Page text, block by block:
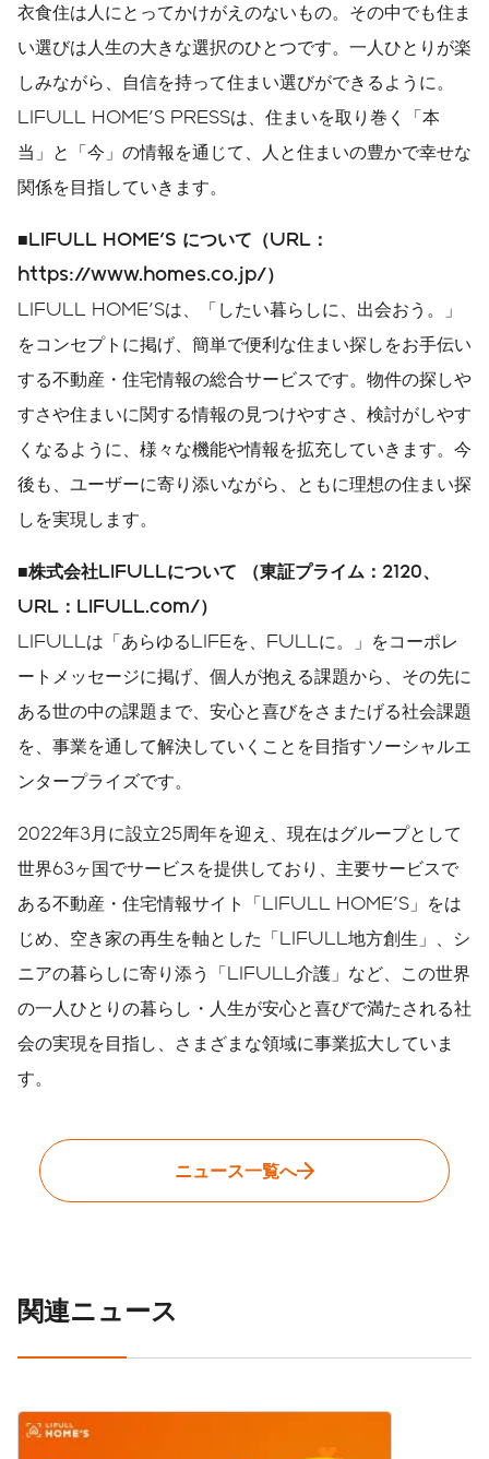
衣食住は人にとってかけがえのないもの。その中でも住ま
い選びは人生の大きな選択のひとつです。一人ひとりが楽
しみながら、自信を持って住まい選びができるように。
LIFULL HOME'S PRESSは、住まいを取り巻く「本
当」と「今」の情報を通じて、人と住まいの豊かで幸せな
関係を目指していきます。
■LIFULL HOME'S について（URL
：
https://www.homes.co.jp/）
LIFULL HOME'Sは、「したい暮らしに、出会おう。」
をコンセプトに掲げ、簡単で便利な住まい探しをお手伝い
する不動産・住宅情報の総合サービスです。物件の探しや
すさや住まいに関する情報の見つけやすさ、検討がしやす
くなるように、様々な機能や情報を拡充していきます。今
後も、ユーザーに寄り添いながら、ともに理想の住まい探
しを実現します。
■株式会社LIFULL について （東証プライム： 2120
URL
： LIFULL.com/）
LIFULLは「あらゆるLIFEを、FULLに。」をコーポレ
ートメッセージに掲げ、個人が抱える課題から、その先に
ある世の中の課題まで、安心と喜びをさまたげる社会課題
を、事業を通して解決していくことを目指すソーシャルエ
ンタープライズです。
2022年3月に設立25周年を迎え、現在はグループとして
世界63ヶ国でサービスを提供しており、主要サービスで
ある不動産・住宅情報サイト「LIFULL HOME'S」をは
じめ、空き家の再生を軸とした「LIFULL地方創生」、シ
ニアの暮らしに寄り添う「LIFULL介護」など、この世界
の一人ひとりの暮らし・人生が安心と喜びで満たされる社
会の実現を目指し、さまざまな領域に事業拡大していま
す。
ニュース一覧へ
関連ニュース